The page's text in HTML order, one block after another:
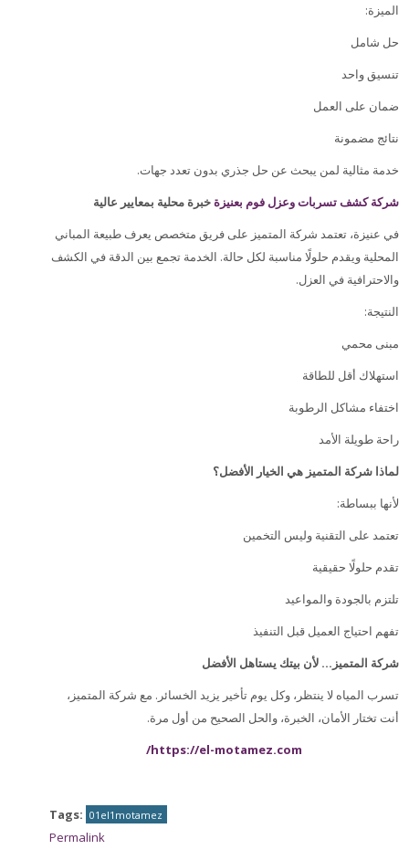
الميزة:
حل شامل
تنسيق واحد
ضمان على العمل
نتائج مضمونة
خدمة مثالية لمن يبحث عن حل جذري بدون تعدد جهات.
شركة كشف تسربات وعزل فوم بعنيزة خبرة محلية بمعايير عالية
في عنيزة، تعتمد شركة المتميز على فريق متخصص يعرف طبيعة المباني
المحلية ويقدم حلولًا مناسبة لكل حالة. الخدمة تجمع بين الدقة في الكشف
والاحترافية في العزل.
النتيجة:
مبنى محمي
استهلاك أقل للطاقة
اختفاء مشاكل الرطوبة
راحة طويلة الأمد
لماذا شركة المتميز هي الخيار الأفضل؟
لأنها ببساطة:
تعتمد على التقنية وليس التخمين
تقدم حلولًا حقيقية
تلتزم بالجودة والمواعيد
تفهم احتياج العميل قبل التنفيذ
شركة المتميز… لأن بيتك يستاهل الأفضل
تسرب المياه لا ينتظر، وكل يوم تأخير يزيد الخسائر. مع شركة المتميز،
أنت تختار الأمان، الخبرة، والحل الصحيح من أول مرة.
https://el-motamez.com
/
Tags: 01el1motamez
Permalink